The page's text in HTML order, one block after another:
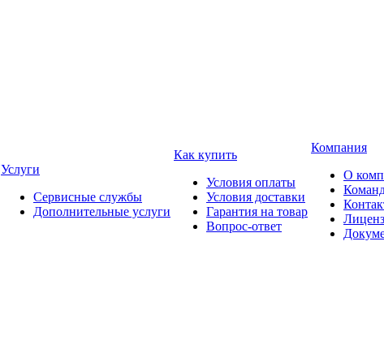
Услуги
Сервисные службы
Дополнительные услуги
Как купить
Условия оплаты
Условия доставки
Гарантия на товар
Вопрос-ответ
Компания
О